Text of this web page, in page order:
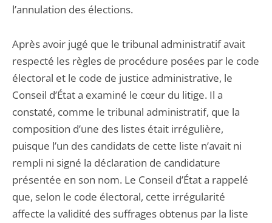
l’annulation des élections.
Après avoir jugé que le tribunal administratif avait
respecté les règles de procédure posées par le code
électoral et le code de justice administrative, le
Conseil d’État a examiné le cœur du litige. Il a
constaté, comme le tribunal administratif, que la
composition d’une des listes était irrégulière,
puisque l’un des candidats de cette liste n’avait ni
rempli ni signé la déclaration de candidature
présentée en son nom. Le Conseil d’État a rappelé
que, selon le code électoral, cette irrégularité
affecte la validité des suffrages obtenus par la liste